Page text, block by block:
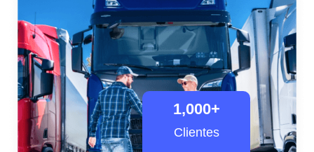
Clientes
1,000+